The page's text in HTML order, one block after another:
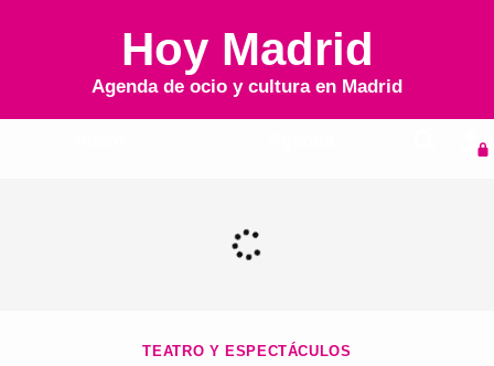
Hoy Madrid
Agenda de ocio y cultura en Madrid
TEATRO Y ESPECTÁCULOS